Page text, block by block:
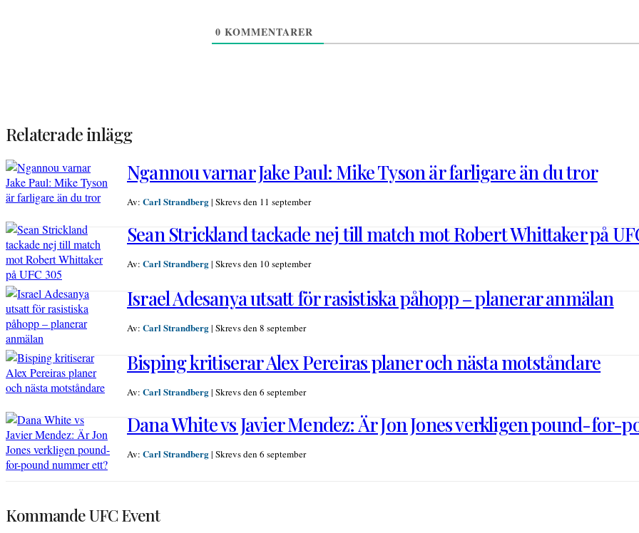
0 KOMMENTARER
Relaterade inlägg
Ngannou varnar Jake Paul: Mike Tyson är farligare än du tror
Av: Carl Strandberg| Skrevs den 11 september
Sean Strickland tackade nej till match mot Robert Whittaker på
Av: Carl Strandberg| Skrevs den 10 september
Israel Adesanya utsatt för rasistiska påhopp – planerar anmälan
Av: Carl Strandberg| Skrevs den 8 september
Bisping kritiserar Alex Pereiras planer och nästa motståndare
Av: Carl Strandberg| Skrevs den 6 september
Dana White vs Javier Mendez: Är Jon Jones verkligen pound-for-
Av: Carl Strandberg| Skrevs den 6 september
Kommande UFC Event